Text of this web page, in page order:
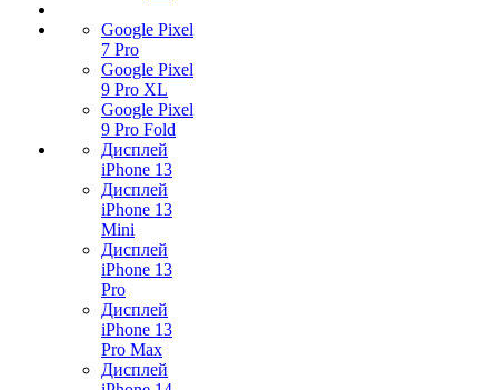
Google Pixel
7 Pro
Google Pixel
9 Pro XL
Google Pixel
9 Pro Fold
Дисплей
iPhone 13
Дисплей
iPhone 13
Mini
Дисплей
iPhone 13
Pro
Дисплей
iPhone 13
Pro Max
Дисплей